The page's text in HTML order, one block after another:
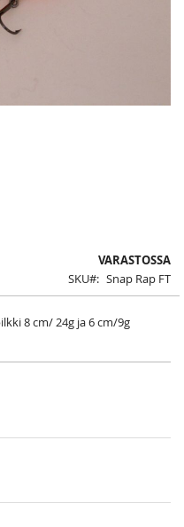
VARASTOSSA
SKU
Snap Rap FT
8 cm/ 24g ja 6 cm/9g